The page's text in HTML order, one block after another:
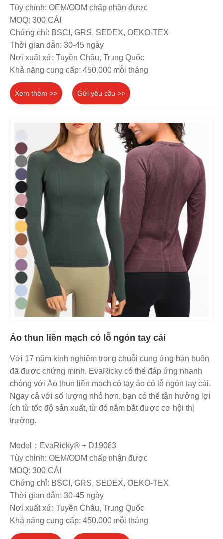
Tùy chỉnh: OEM/ODM chấp nhận được
MOQ: 300 CÁI
Chứng chỉ: BSCI, GRS, SEDEX, OEKO-TEX
Thời gian dẫn: 30-45 ngày
Nơi xuất xứ: Tuyền Châu, Trung Quốc
Khả năng cung cấp: 450.000 mỗi tháng
Xem thêm >> Gửi yêu cầu >>
Áo thun liền mạch có lỗ ngón tay cái
Với 17 năm kinh nghiệm trong chuỗi cung ứng bán buôn
đã được chứng minh, EvaRicky có thể đáp ứng nhanh
chóng với Áo thun liền mạch có tay áo có lỗ ngón tay cái.
Ngay cả với số lượng nhỏ hơn, bạn có thể tận hưởng lợi
ích từ tốc độ sản xuất, từ đó nắm bắt được cơ hội thị
trường.
Model：EvaRicky® + D19083
Tùy chỉnh: OEM/ODM chấp nhận được
MOQ: 300 CÁI
Chứng chỉ: BSCI, GRS, SEDEX, OEKO-TEX
Thời gian dẫn: 30-45 ngày
Nơi xuất xứ: Tuyền Châu, Trung Quốc
Khả năng cung cấp: 450.000 mỗi tháng